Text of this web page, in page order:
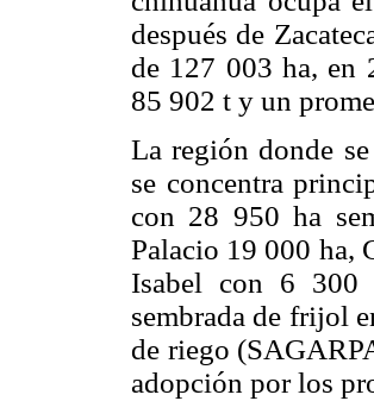
después de
de 127 003 ha, en
85 902 t y un
La región donde
se concentra
con 28 950 ha
Palacio 19 000 ha,
Isabel con 6 300
sembrada de frijol
de riego
adopción por los